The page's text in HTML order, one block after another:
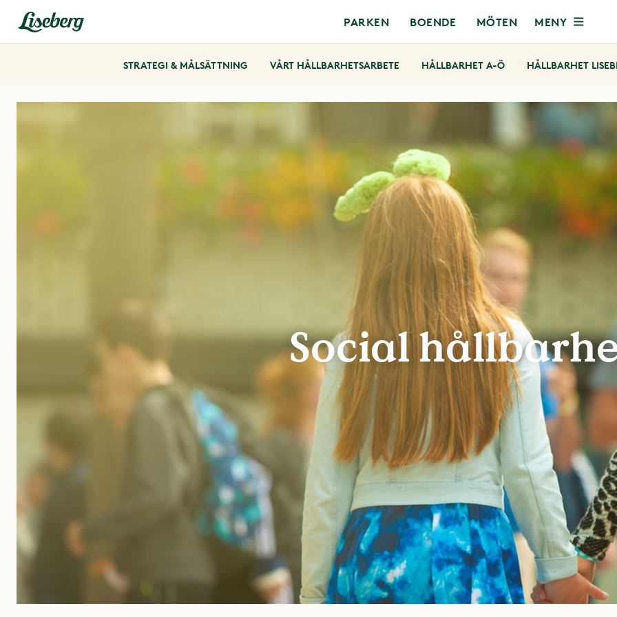
PARKEN BOENDE MÖTEN MENY
STRATEGI & MÅLSÄTTNING VÅRT HÅLLBARHETSARBETE HÅLLBARHET A-Ö HÅLLBARHET
Social